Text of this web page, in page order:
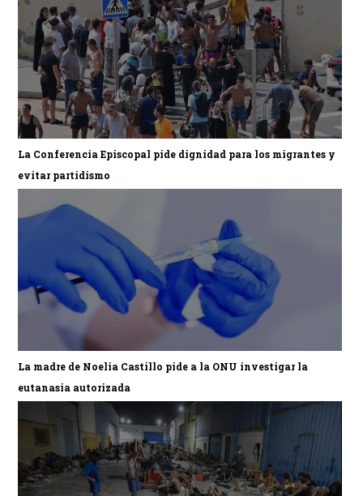
La Conferencia Episcopal pide dignidad para los migrantes y
evitar partidismo
La madre de Noelia Castillo pide a la ONU investigar la
eutanasia autorizada